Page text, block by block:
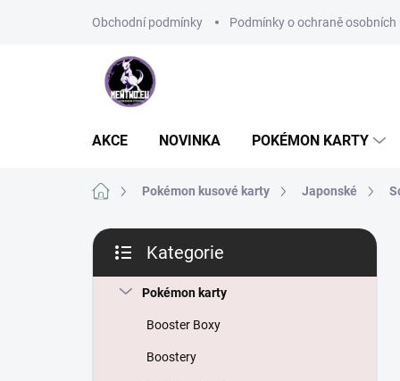
Obchodní podmínky Podmínky o ochraně osobních
AKCE NOVINKA POKÉMON KARTY
Domů Pokémon kusové karty Japonské
P
s
kategorie
Kategorie
Pokémon karty
Booster Boxy
Boostery